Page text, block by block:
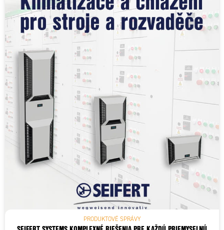
PRODUKTOVÉ SPRÁVY